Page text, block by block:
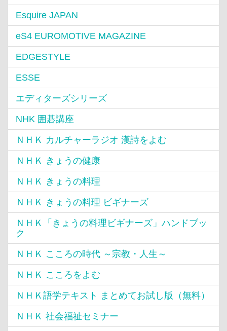
Esquire JAPAN
eS4 EUROMOTIVE MAGAZINE
EDGESTYLE
ESSE
エディターズシリーズ
NHK 囲碁講座
ＮＨＫ カルチャーラジオ 漢詩をよむ
ＮＨＫ きょうの健康
ＮＨＫ きょうの料理
ＮＨＫ きょうの料理 ビギナーズ
ＮＨＫ「きょうの料理ビギナーズ」ハンドブッ
ク
ＮＨＫ こころの時代 ～宗教・人生～
ＮＨＫ こころをよむ
ＮＨＫ語学テキスト まとめてお試し版（無料）
ＮＨＫ 社会福祉セミナー